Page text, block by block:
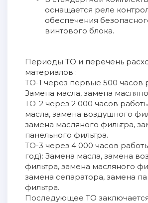
оснащается реле
обеспечения
винтового блока.
Периоды ТО и перечень
материалов :
ТО-1 через первые 500 часов
Замена масла, замена
ТО-2 через 2 000 часов
масла, замена воздушного
замена масляного фильтра,
панельного фильтра.
ТО-3 через 4 000 часов
год): Замена масла, замена
фильтра, замена масляного
замена сепаратора, замена
фильтра.
Последующее ТО